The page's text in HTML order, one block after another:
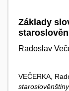
Základy
Radoslav
VEČERKA,
staroslověnštiny